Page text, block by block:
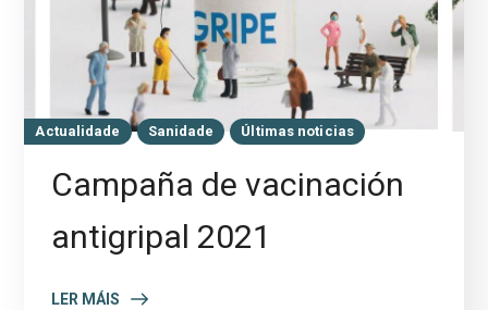
Actualidade Sanidade Últimas noticias
Campaña de vacinación
antigripal 2021
LER MÁIS